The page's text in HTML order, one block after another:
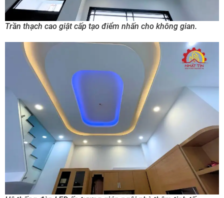
Trần thạch cao giật cấp tạo điểm nhấn cho không gian.